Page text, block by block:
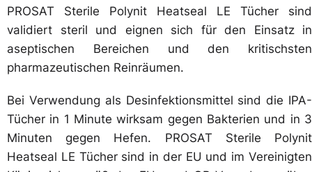
PROSAT Sterile Polynit Heatseal LE Tücher sind
validiert steril und eignen sich für den Einsatz in
aseptischen Bereichen und den kritischsten
pharmazeutischen Reinräumen.
Bei Verwendung als Desinfektionsmittel sind die IPA-
Tücher in 1 Minute wirksam gegen Bakterien und in 3
Minuten gegen Hefen. PROSAT Sterile Polynit
Heatseal LE Tücher sind in der EU und im Vereinigten